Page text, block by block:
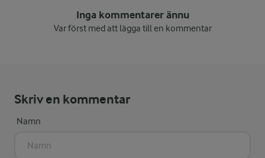
Inga kommentarer ännu
Var först med att lägga till en kommentar
Skriv en kommentar
Namn